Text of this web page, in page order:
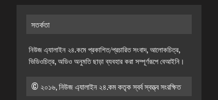
সতর্কতা
নিউজ এ্যালাইন ২৪.কমে প্রকাশিত/প্রচারিত সংবাদ, আলোকচিত্র,
ভিডিওচিত্র, অডিও অনুমতি ছাড়া ব্যবহার করা সম্পূর্ণরূপে বেআইনি।
© ২০১৬, নিউজ এ্যালাইন ২৪.কম কতৃক স্বর্ব স্বত্ত্ব সংরক্ষিত